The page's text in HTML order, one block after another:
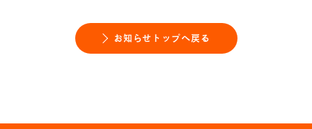
お知らせトップへ戻る